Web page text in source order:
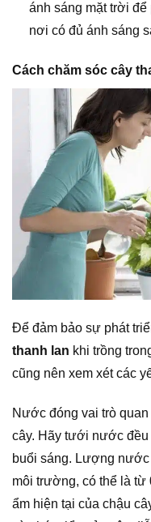
ánh sáng mặt trời để
nơi có đủ ánh sáng
Cách chăm sóc cây
Để đảm bảo sự phát
thanh lan khi trồng
cũng nên xem xét các
Nước đóng vai trò
cây. Hãy tưới nước đều
buổi sáng. Lượng
môi trường, có thể là từ
ẩm hiện tại của chậu